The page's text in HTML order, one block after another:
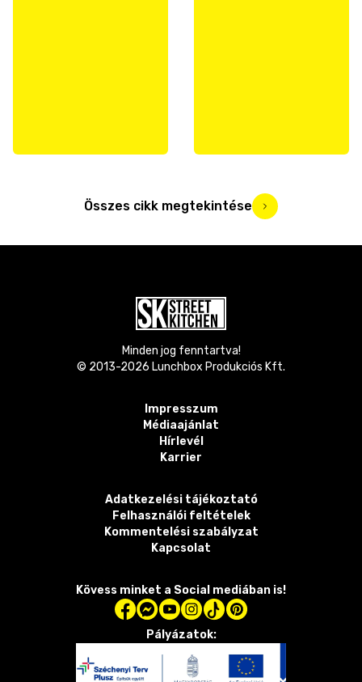
Összes cikk megtekintése
Minden jog fenntartva!
© 2013-2026 Lunchbox Produkciós Kft.
Impresszum
Médiaajánlat
Hírlevél
Karrier
Adatkezelési tájékoztató
Felhasználói feltételek
Kommentelési szabályzat
Kapcsolat
Kövess minket a Social mediában is!
Pályázatok: